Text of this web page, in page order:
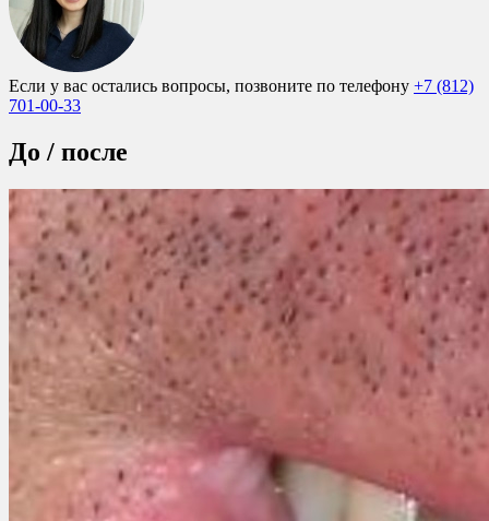
Если у вас остались вопросы, позвоните по телефону +7 (812)
701-00-33
До / после